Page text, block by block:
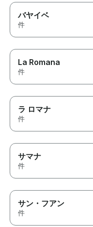
バヤイベ
件
La Romana
件
ラ ロマナ
件
サマナ
件
サン・フアン
件